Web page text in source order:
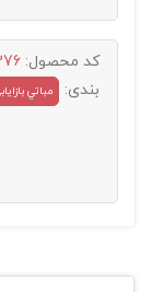
کد محصول:
بندی:
مباتي